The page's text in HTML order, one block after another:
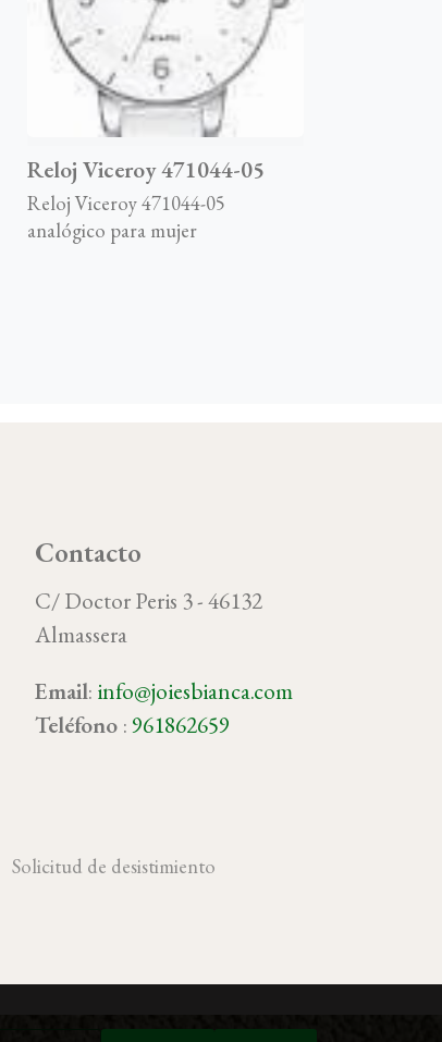
Reloj Viceroy 471044-05
Reloj Viceroy 471044-05
analógico para mujer
Contacto
C/ Doctor Peris 3 - 46132
Almassera
Email: info@joiesbianca.com
Teléfono :961862659
Solicitud de desistimiento